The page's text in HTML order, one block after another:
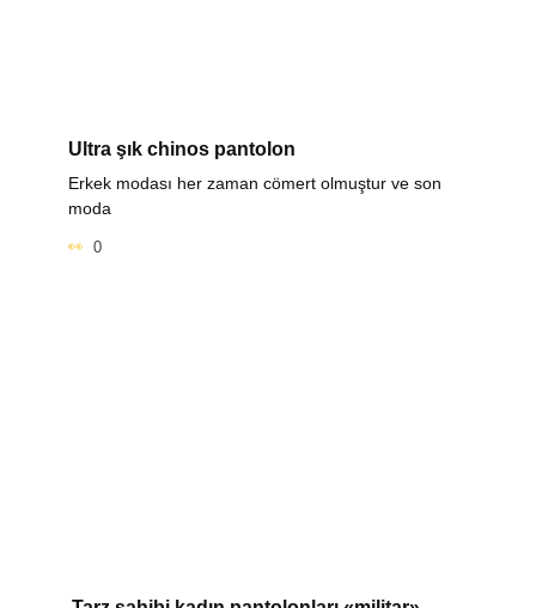
Ultra şık chinos pantolon
Erkek modası her zaman cömert olmuştur ve son
moda
0